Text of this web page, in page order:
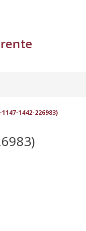
1147-1442-226983)